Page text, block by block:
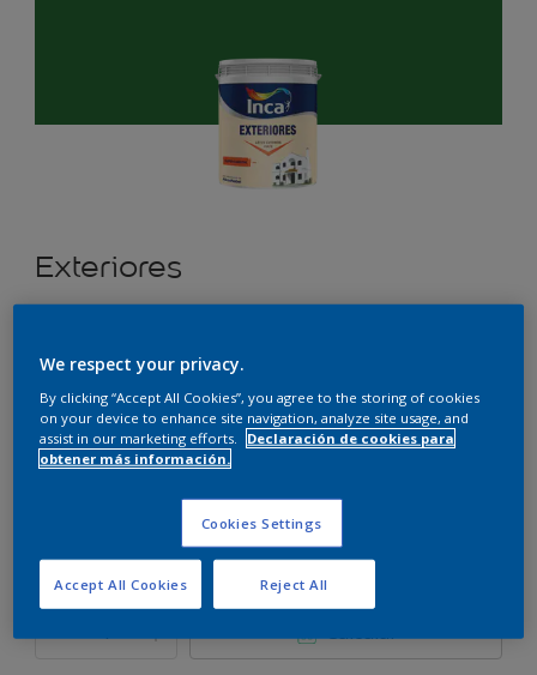
Exteriores
Cambiar de color
Cantidad Calculadora de pintura
Calcular
We respect your privacy.
By clicking “Accept All Cookies”, you agree to the storing of cookies
on your device to enhance site navigation, analyze site usage, and
assist in our marketing efforts.
Declaración de cookies para
obtener más información.
Cookies Settings
Reject All
Accept All Cookies